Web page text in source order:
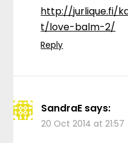
http://jurlique.fi/
t/love-balm-2/
Reply
SandraE says:
20 Oct 2014 at 21:57